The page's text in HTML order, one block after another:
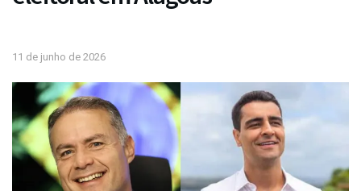
11 de junho de 2026